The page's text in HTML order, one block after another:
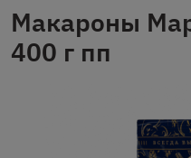
Макароны
400 г пп